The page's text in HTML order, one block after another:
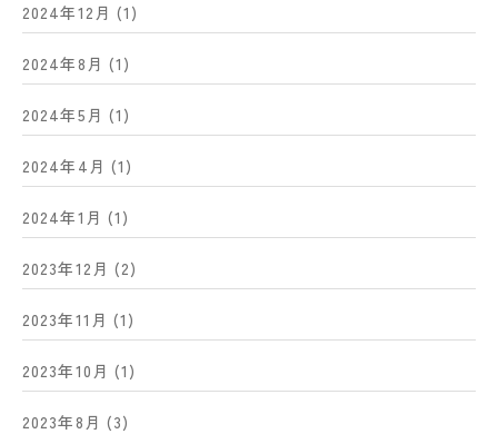
2024年12月 (1)
2024年8月 (1)
2024年5月 (1)
2024年4月 (1)
2024年1月 (1)
2023年12月 (2)
2023年11月 (1)
2023年10月 (1)
2023年8月 (3)